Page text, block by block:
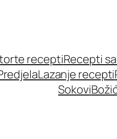
receptiRecepti
Lazanje recepti
Sokovi